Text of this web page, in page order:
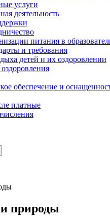
услуги
деятельность
питания в
и требования
детей и их оздоровлении
обеспечение и
платные
природы